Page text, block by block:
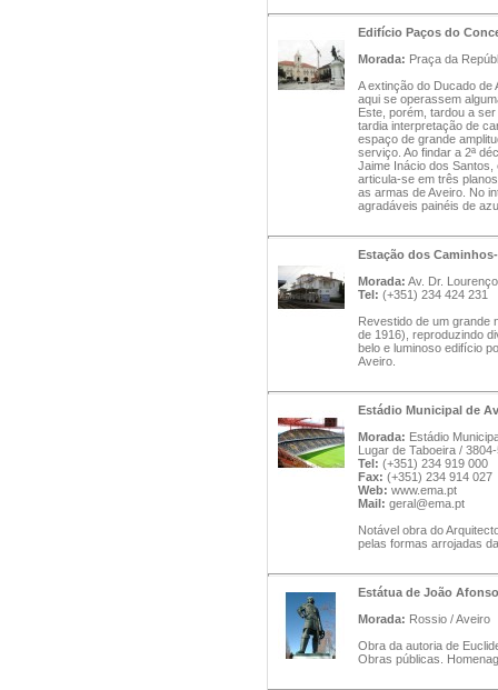
Edifício Paços do
Morada: Praça da
A extinção do Ducado de
aqui se operassem
Este, porém, tardou a
tardia interpretação de
espaço de grande
serviço. Ao findar a 2ª
Jaime Inácio dos Santos,
articula-se em três
as armas de Aveiro. No
agradáveis painéis de
Estação dos
Morada: Av. Dr.
Tel: (+351) 234 424 231
Revestido de um grande
de 1916), reproduzindo
belo e luminoso edifício
Aveiro.
Estádio Municipal de
Morada: Estádio
Lugar de Taboeira /
Tel: (+351) 234 919 000
Fax: (+351) 234 914 027
Web: www.ema.pt
Mail: geral@ema.pt
Notável obra do
pelas formas arrojadas
Estátua de João
Morada: Rossio / Aveiro
Obra da autoria de
Obras públicas.